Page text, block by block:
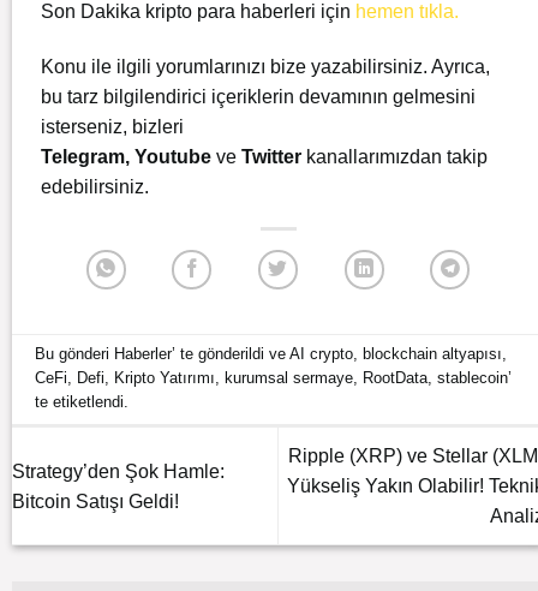
Son Dakika kripto para haberleri için hemen tıkla.
Konu ile ilgili yorumlarınızı bize yazabilirsiniz. Ayrıca,
bu tarz bilgilendirici içeriklerin devamının gelmesini
isterseniz, bizleri
Telegram, Youtube ve Twitter kanallarımızdan takip
edebilirsiniz.
Bu gönderi Haberler’ te gönderildi veAI crypto, blockchain altyapısı,
CeFi, Defi, Kripto Yatırımı, kurumsal sermaye, RootData,stablecoin’
te etiketlendi.
Strategy’den Şok Hamle:
Bitcoin Satışı Geldi!
Ripple (XRP) ve Stellar
Yükseliş Yakın Olabilir!